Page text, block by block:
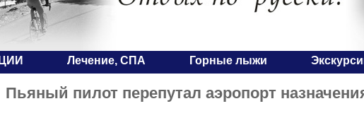
Лечение, СПА Горные лыжи
Пьяный пилот перепутал аэропорт